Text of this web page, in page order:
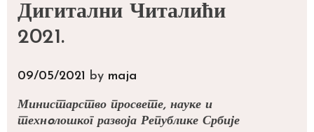
Дигитални Читалићи
2021.
09/05/2021 by maja
Министарство просвете, науке и
технoлошког развоја Републике Србије